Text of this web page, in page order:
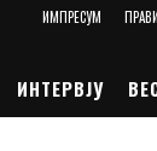
ИМПРЕСУМ
ИНТЕРВЈУ